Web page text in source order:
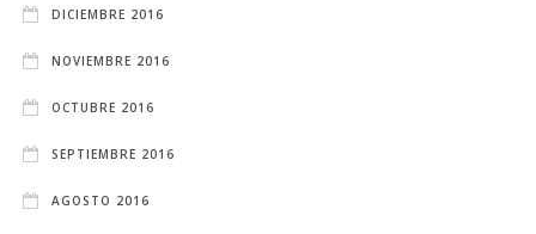
DICIEMBRE 2016
NOVIEMBRE 2016
OCTUBRE 2016
SEPTIEMBRE 2016
AGOSTO 2016